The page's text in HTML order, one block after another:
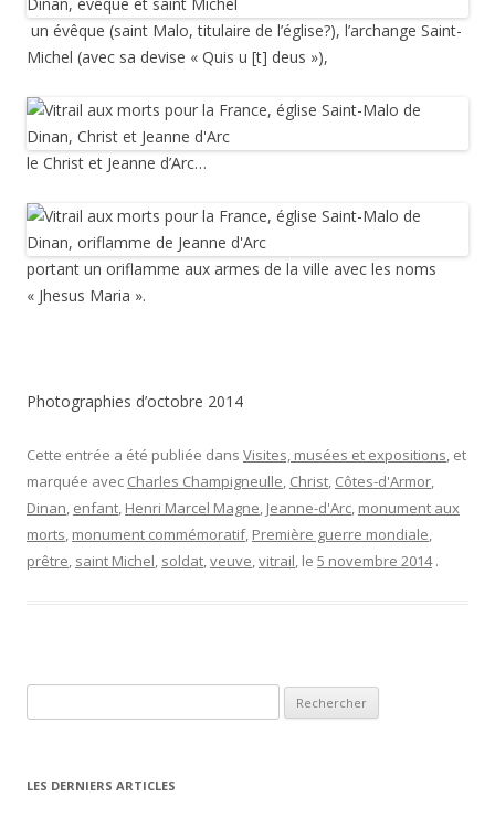
un évêque (saint Malo, titulaire de l’église?), l’archange Saint-
Michel (avec sa devise « Quis u [t] deus »),
le Christ et Jeanne d’Arc…
portant un oriflamme aux armes de la ville avec les noms
« Jhesus Maria ».
Photographies d’octobre 2014
Cette entrée a été publiée dans Visites, musées et expositions, et
marquée avec Charles Champigneulle, Christ, Côtes-d'Armor,
Dinan, enfant, Henri Marcel Magne, Jeanne-d'Arc, monument aux
morts, monument commémoratif, Première guerre mondiale,
prêtre, saint Michel, soldat,veuve,vitrail, le 5 novembre 2014 .
LES DERNIERS ARTICLES